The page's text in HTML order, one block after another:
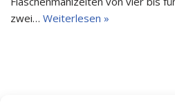
zwei… Weiterlesen »